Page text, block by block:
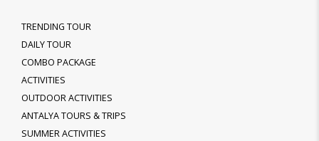
TRENDING TOUR
DAILY TOUR
COMBO PACKAGE
ACTIVITIES
OUTDOOR ACTIVITIES
ANTALYA TOURS & TRIPS
SUMMER ACTIVITIES